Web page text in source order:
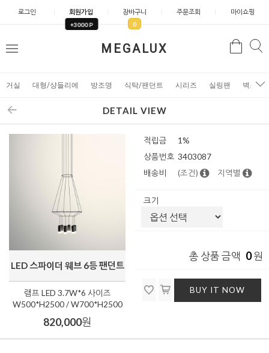
로그인 회원가입
+3000 P
장바구니
0
주문조회 마이쇼핑
MEGALUX
메
검
거실 대형/샹들리에 방조명 식탁/팬던트 시리즈 실링팬 벽조명
DETAIL VIEW
LED 스파이더 웨브 6등 팬던트
램프 LED 3.7W*6 사이즈
W500*H2500 / W700*H2500
820,000원
적립금
1%
상품번호 3403087
배송비
(조건) 지역별
크기
총 상품 금액 0원
BUY IT NOW